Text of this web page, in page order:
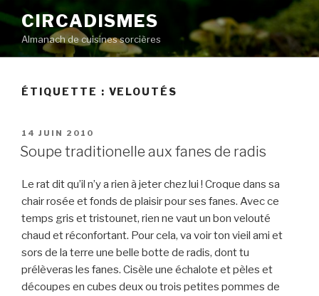
au
contenu
principal
CIRCADISMES
Almanach de cuisines sorcières
ÉTIQUETTE : VELOUTÉS
PUBLIÉ
LE
14 JUIN 2010
Soupe traditionelle aux fanes de radis
Le rat dit qu’il n’y a rien à jeter chez lui ! Croque dans sa
chair rosée et fonds de plaisir pour ses fanes. Avec ce
temps gris et tristounet, rien ne vaut un bon velouté
chaud et réconfortant. Pour cela, va voir ton vieil ami et
sors de la terre une belle botte de radis, dont tu
prélèveras les fanes. Cisèle une échalote et pèles et
découpes en cubes deux ou trois petites pommes de